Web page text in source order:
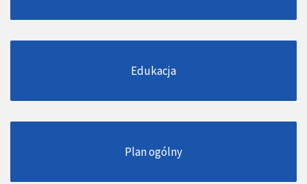
Edukacja
Plan ogólny